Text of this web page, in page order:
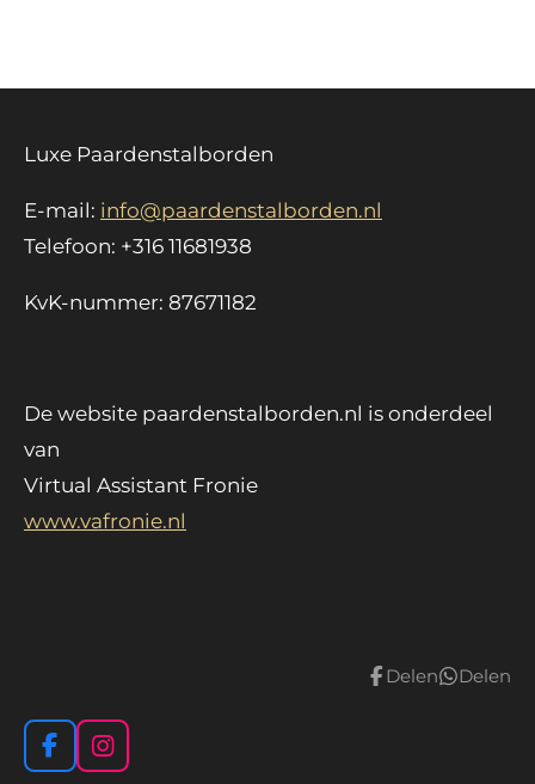
Luxe Paardenstalborden
E-mail: info@paardenstalborden.nl
Telefoon: +316 11681938
KvK-nummer: 87671182
De website paardenstalborden.nl is onderdeel
van
Virtual Assistant Fronie
www.vafronie.nl
Delen Delen
F
I